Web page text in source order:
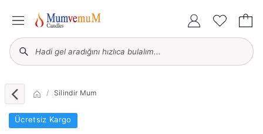
Silindir Mum
Ücretsiz Kargo